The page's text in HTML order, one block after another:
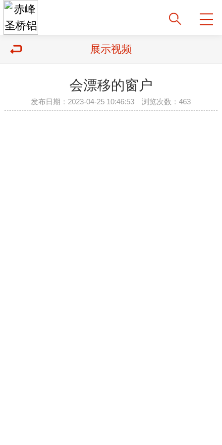
展示视频
会漂移的窗户
发布日期：2023-04-25 10:46:53 浏览次数：463